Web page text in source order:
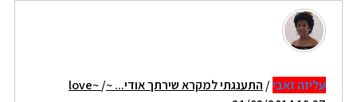
עליזה זאבי/ התענגתי למקרא שירתך אודי... ~love~/